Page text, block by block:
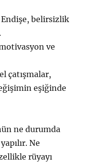
belirsizlik
ve
çatışmalar,
eşiğinde
ne durumda
Ne
rüyayı